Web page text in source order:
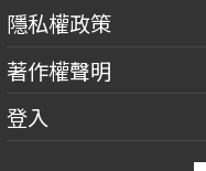
隱私權政策
著作權聲明
登入